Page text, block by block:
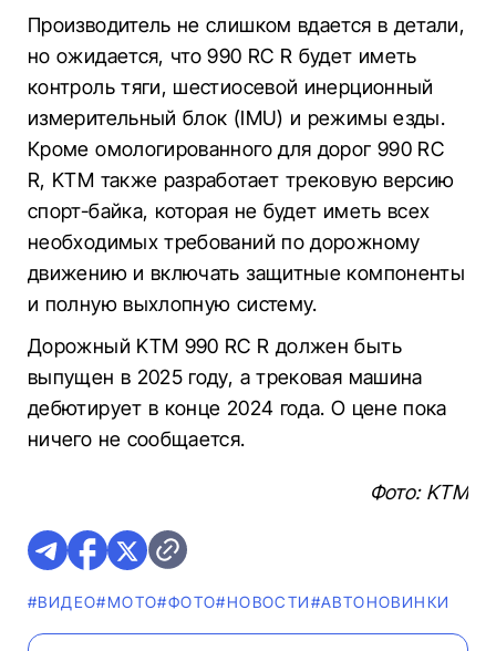
Производитель не слишком вдается в детали,
но ожидается, что 990 RC R будет иметь
контроль тяги, шестиосевой инерционный
измерительный блок (IMU) и режимы езды.
Кроме омологированного для дорог 990 RC
R, KTM также разработает трековую версию
спорт-байка, которая не будет иметь всех
необходимых требований по дорожному
движению и включать защитные компоненты
и полную выхлопную систему.
Дорожный KTM 990 RC R должен быть
выпущен в 2025 году, а трековая машина
дебютирует в конце 2024 года. О цене пока
ничего не сообщается.
Фото: KTM
#ВИДЕО#МОТО#ФОТО#НОВОСТИ#AВТОНОВИНКИ